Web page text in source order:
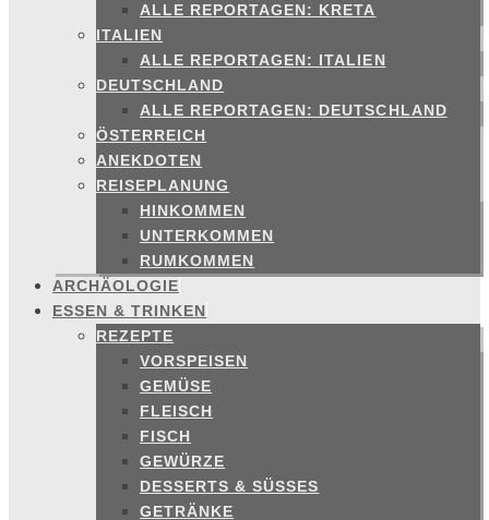
ALLE REPORTAGEN: KRETA
ITALIEN
ALLE REPORTAGEN: ITALIEN
DEUTSCHLAND
ALLE REPORTAGEN: DEUTSCHLAND
ÖSTERREICH
ANEKDOTEN
REISEPLANUNG
HINKOMMEN
UNTERKOMMEN
RUMKOMMEN
ARCHÄOLOGIE
ESSEN & TRINKEN
REZEPTE
VORSPEISEN
GEMÜSE
FLEISCH
FISCH
GEWÜRZE
DESSERTS & SÜSSES
GETRÄNKE